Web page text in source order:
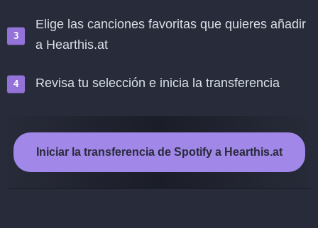
Elige las canciones favoritas que quieres añadir
a Hearthis.at
Revisa tu selección e inicia la transferencia
Iniciar la transferencia de Spotify a Hearthis.at